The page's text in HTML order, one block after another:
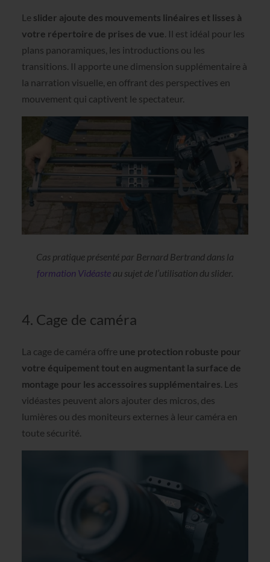
Le slider ajoute des mouvements linéaires et lisses à
votre répertoire de prises de vue. Il est idéal pour les
plans panoramiques, les introductions ou les
transitions. Il apporte une dimension supplémentaire à
la narration visuelle, en offrant des perspectives en
mouvement qui captivent le spectateur.
Cas pratique présenté par Bernard Bertrand dans la
formation Vidéaste au sujet de l’utilisation du slider.
4. Cage de caméra
La cage de caméra offre une protection robuste pour
votre équipement tout en augmentant la surface de
montage pour les accessoires supplémentaires. Les
vidéastes peuvent alors ajouter des micros, des
lumières ou des moniteurs externes à leur caméra en
toute sécurité.